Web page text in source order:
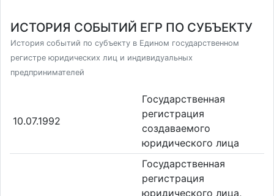
ИСТОРИЯ СОБЫТИЙ ЕГР ПО СУБЪЕКТУ
История событий по субъекту в Едином государственном
регистре юридических лиц и индивидуальных
предпринимателей
10.07.1992
Государственная
регистрация
создаваемого
юридического лица
Государственная
регистрация
юридического лица,